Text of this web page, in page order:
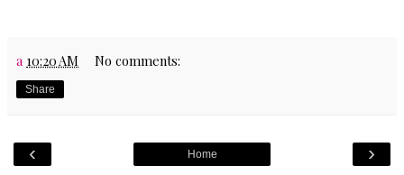
a 10:20 AM No comments:
Share
‹ ›
Home